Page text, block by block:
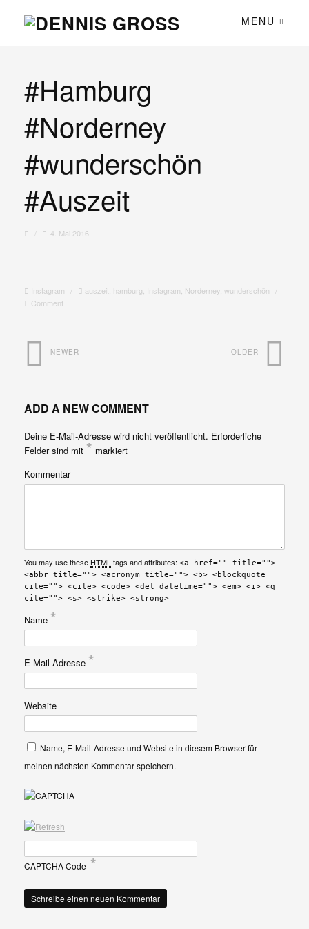
MENU
#Hamburg
#Norderney
#wunderschön
#Auszeit
4. Mai 2016
Instagram auszeit hamburg Instagram Norderney wunderschön
Comment
OLDER
NEWER
ADD A NEW COMMENT
Deine E-Mail-Adresse wird nicht veröffentlicht. Erforderliche
Felder sind mit * markiert
Kommentar
You may use these HTMLtags and attributes: <a href="" title="">
<abbr title=""> <acronym title=""> <b> <blockquote
cite=""> <cite> <code> <del datetime=""> <em> <i> <q
cite=""> <s> <strike> <strong>
Name *
E-Mail-Adresse *
Website
Name, E-Mail-Adresse und Website in diesem Browser für
meinen nächsten Kommentar speichern.
CAPTCHA Code*